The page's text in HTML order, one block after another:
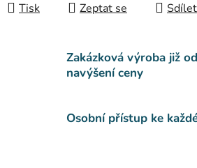
Tisk Zeptat se Sdílet
Zakázková výroba již
navýšení ceny
Osobní přístup ke